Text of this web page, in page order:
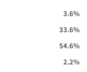
3.6%
33.6%
54.6%
2.2%